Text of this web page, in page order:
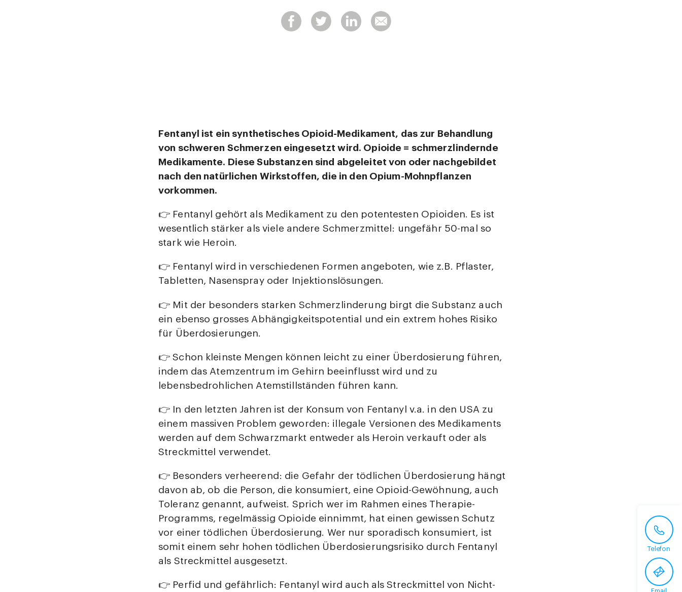
Fentanyl ist ein synthetisches Opioid-Medikament, das zur Behandlung
von schweren Schmerzen eingesetzt wird. Opioide = schmerzlindernde
Medikamente. Diese Substanzen sind abgeleitet von oder nachgebildet
nach den natürlichen Wirkstoffen, die in den Opium-Mohnpflanzen
vorkommen.
👉 Fentanyl gehört als Medikament zu den potentesten Opioiden. Es ist
wesentlich stärker als viele andere Schmerzmittel: ungefähr 50-mal so
stark wie Heroin.
👉 Fentanyl wird in verschiedenen Formen angeboten, wie z.B. Pflaster,
Tabletten, Nasenspray oder Injektionslösungen.
👉 Mit der besonders starken Schmerzlinderung birgt die Substanz auch
ein ebenso grosses Abhängigkeitspotential und ein extrem hohes Risiko
für Überdosierungen.
👉 Schon kleinste Mengen können leicht zu einer Überdosierung führen,
indem das Atemzentrum im Gehirn beeinflusst wird und zu
lebensbedrohlichen Atemstillständen führen kann.
👉 In den letzten Jahren ist der Konsum von Fentanyl v.a. in den USA zu
einem massiven Problem geworden: illegale Versionen des Medikaments
werden auf dem Schwarzmarkt entweder als Heroin verkauft oder als
Streckmittel verwendet.
👉 Besonders verheerend: die Gefahr der tödlichen Überdosierung hängt
davon ab, ob die Person, die konsumiert, eine Opioid-Gewöhnung, auch
Toleranz genannt, aufweist. Sprich wer im Rahmen eines Therapie-
Programms, regelmässig Opioide einnimmt, hat einen gewissen Schutz
vor einer tödlichen Überdosierung. Wer nur sporadisch konsumiert, ist
somit einem sehr hohen tödlichen Überdosierungsrisiko durch Fentanyl
als Streckmittel ausgesetzt.
👉 Perfid und gefährlich: Fentanyl wird auch als Streckmittel von Nicht-
Telefon